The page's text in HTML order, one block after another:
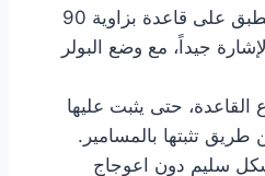
يحرص على تثبيت الطبق على قاعدة بزاوية 90
جيداً، مع وضع البولر
القاعدة، حتى يثبت عليها
تثبتها بالمسامير.
سليم دون اعوجاج